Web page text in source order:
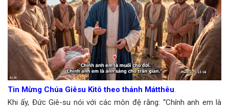
Tin Mừng Chúa Giêsu Kitô theo thánh Mátthêu.
Khi ấy, Đức Giê-su nói với các môn đệ rằng: “Chính anh em là